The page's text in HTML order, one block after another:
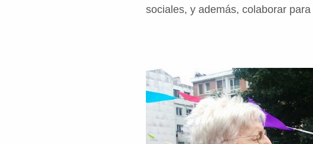
sociales, y además, colaborar